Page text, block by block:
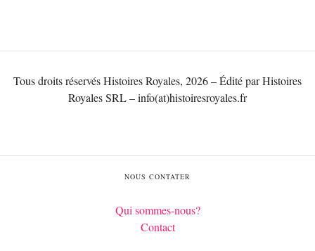
Tous droits réservés Histoires Royales, 2026 – Édité par Histoires
Royales SRL – info(at)histoiresroyales.fr
NOUS CONTATER
Qui sommes-nous?
Contact